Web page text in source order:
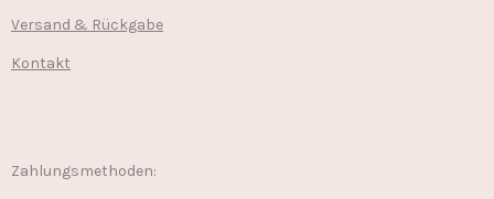
Versand & Rückgabe
Kontakt
Zahlungsmethoden: